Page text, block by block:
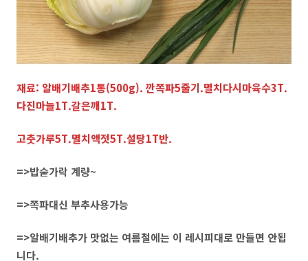
재료: 알배기배추1통(500g). 깐쪽파5줄기.멸치다시마육수3T.
다진마늘1T.갈은깨1T.
고춧가루5T.멸치액젓5T.설탕1T반.
=>밥숟가락 계량~
=>쪽파대신 부추사용가능
=>알배기배추가 맛없는 여름철에는 이 레시피대로 만들면 안됩
니다.